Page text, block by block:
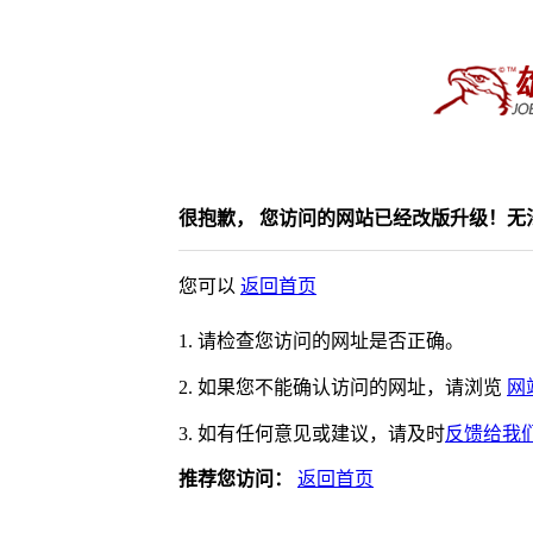
很抱歉， 您访问的网站已经改版升级！
您可以 返回首页
1. 请检查您访问的网址是否正确。
2. 如果您不能确认访问的网址，请浏览 网
3. 如有任何意见或建议，请及时反馈给我
推荐您访问： 返回首页